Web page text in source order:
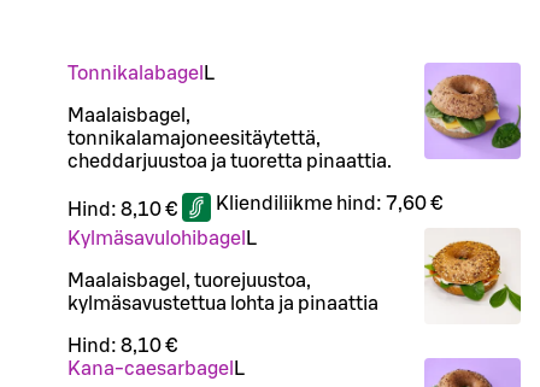
Tonnikalabagel L
Maalaisbagel,
tonnikalamajoneesitäytettä,
cheddarjuustoa ja tuoretta pinaattia.
Hind: 8,10 € Kliendiliikme hind: 7,60 €
Kylmäsavulohibagel L
Maalaisbagel, tuorejuustoa,
kylmäsavustettua lohta ja pinaattia
Hind: 8,10 €
Kana-caesarbagel L